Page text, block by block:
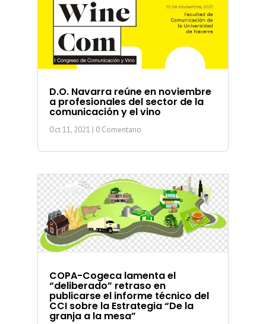
D.O. Navarra reúne en noviembre
a profesionales del sector de la
comunicación y el vino
Oct 11, 2021 | 0 Comentario
COPA-Cogeca lamenta el
“deliberado” retraso en
publicarse el informe técnico del
CCI sobre la Estrategia “De la
granja a la mesa”